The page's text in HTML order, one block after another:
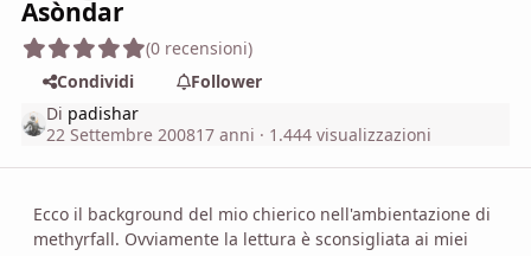
Asòndar
(0 recensioni)
Condividi
Follower
Di padishar
22 Settembre 200817 anni · 1.444 visualizzazioni
Ecco il background del mio chierico nell'ambientazione di
methyrfall. Ovviamente la lettura è sconsigliata ai miei